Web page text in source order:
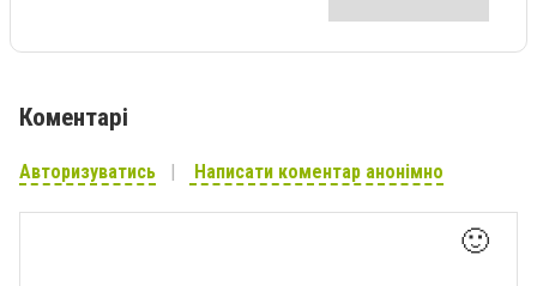
Коментарі
Авторизуватись Написати коментар анонімно
🙂